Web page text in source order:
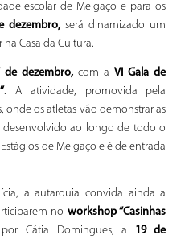
escolar de Melgaço e para os
dezembro, será dinamizado um
Casa da Cultura.
de dezembro, com aVI Gala de
. A atividade, promovida pela
onde os atletas vão demonstrar as
desenvolvido ao longo de todo o
de Melgaço e é de entrada
a autarquia convida ainda a
no workshop “Casinhas
Cátia Domingues, a 19 de